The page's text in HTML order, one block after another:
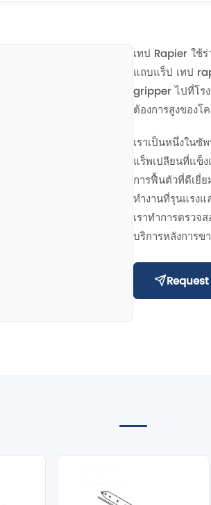
เทป Rapier ใช้
แถบแร็ป เทป
gripper ไปที่โร
ต้องการสูงของโ
เราเป็นหนึ่งใน
แร็พเปลียนที่แข็
การฟื้นตัวที่ดีเยี่
ทำงานที่รุนแรง
เราทำการตรว
บริการหลังการข